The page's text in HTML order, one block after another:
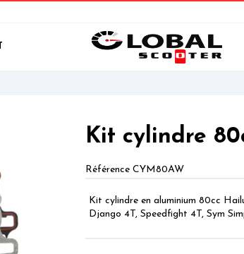
Kit cylindre
Référence CYM80AW
Kit cylindre en aluminium 80cc
Django 4T, Speedfight 4T, Sym